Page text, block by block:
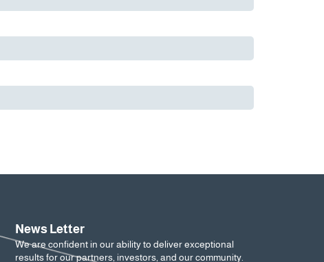
News Letter
We are confident in our ability to deliver exceptional
results for our partners, investors, and our community.